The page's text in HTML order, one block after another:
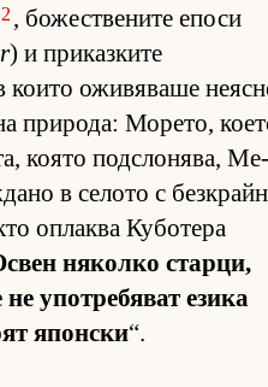
2 , бо­жес­т­ве­ните епоси
) и при­каз­ките
ко­ито ожи­вя­ваше
при­ро­да: Мо­ре­то,
ко­ято под­с­ло­ня­ва, Ме­
в се­лото с
оп­лаква Ку­бо­тера
ня­колко стар­ци,
не упот­ре­бя­ват езика
япон­ски“.